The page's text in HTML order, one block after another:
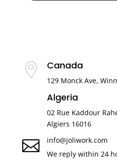
 Canada
129 Monck Ave,
Algeria
02 Rue Kaddour
Algiers 16016

info@joliwork.com
We reply within 24